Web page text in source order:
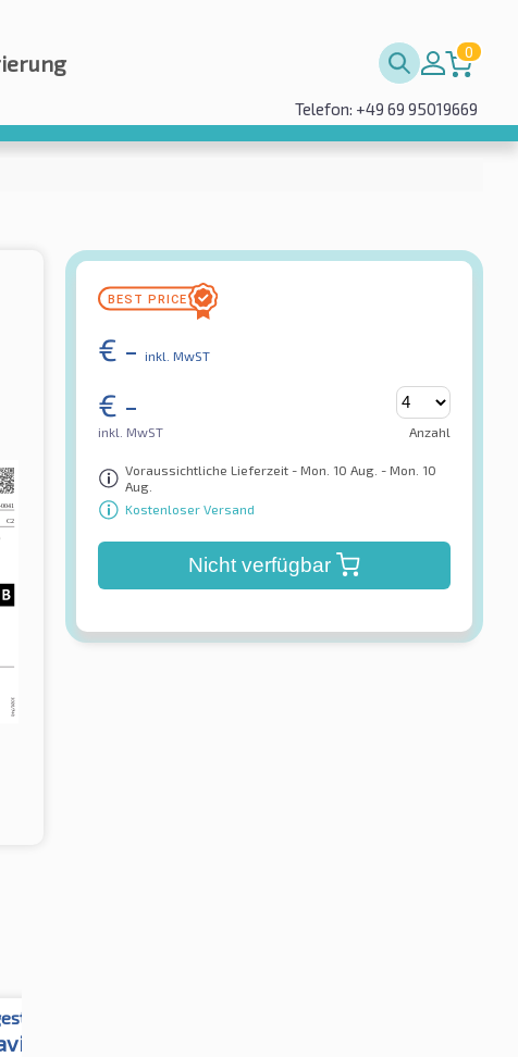
0
Telefon: +49 69 95019669
€ - inkl. MwST
€ -
inkl. MwST Anzahl
Voraussichtliche Lieferzeit - Mon. 10 Aug. - Mon. 10
Aug.
Kostenloser Versand
Nicht verfügbar
Van 8PR BSW